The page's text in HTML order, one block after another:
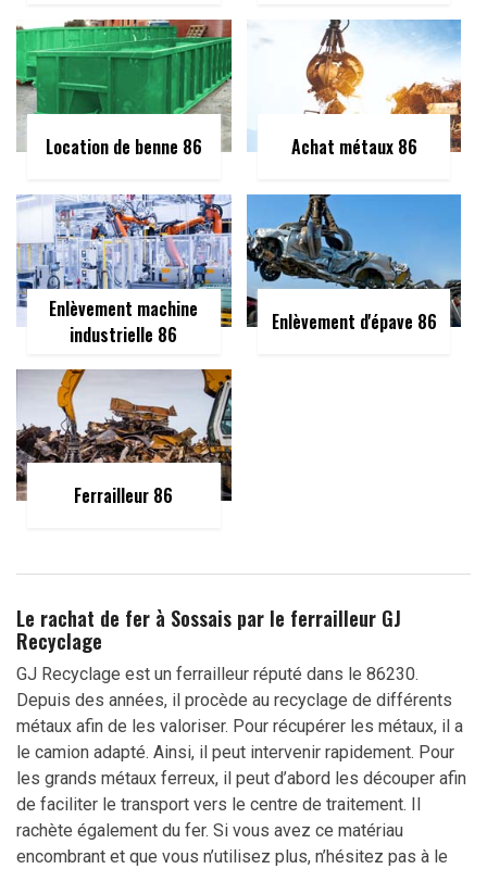
Location de benne 86 Achat métaux 86
Enlèvement machine
industrielle 86
Enlèvement d'épave 86
Ferrailleur 86
Le rachat de fer à Sossais par le ferrailleur GJ
Recyclage
GJ Recyclage est un ferrailleur réputé dans le 86230.
Depuis des années, il procède au recyclage de différents
métaux afin de les valoriser. Pour récupérer les métaux, il a
le camion adapté. Ainsi, il peut intervenir rapidement. Pour
les grands métaux ferreux, il peut d’abord les découper afin
de faciliter le transport vers le centre de traitement. Il
rachète également du fer. Si vous avez ce matériau
encombrant et que vous n’utilisez plus, n’hésitez pas à le